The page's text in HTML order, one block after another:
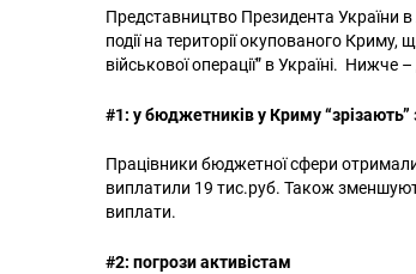
Представництво Президента України
події на території окупованого Криму,
військової операції” в Україні.
#1: у бюджетників у Криму “зрізають”
Працівники бюджетної сфери
виплатили 19 тис.руб. Також
виплати.
#2: погрози активістам